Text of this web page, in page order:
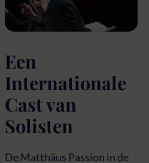
Een
Internationale
Cast van
Solisten
De Matthäus Passion in de